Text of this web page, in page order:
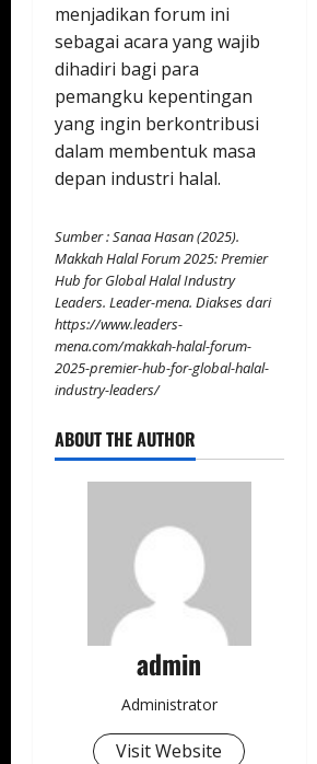
menjadikan forum ini
sebagai acara yang wajib
dihadiri bagi para
pemangku kepentingan
yang ingin berkontribusi
dalam membentuk masa
depan industri halal.
Sumber : Sanaa Hasan (2025).
Makkah Halal Forum 2025: Premier
Hub for Global Halal Industry
Leaders. Leader-mena. Diakses dari
https://www.leaders-
mena.com/makkah-halal-forum-
2025-premier-hub-for-global-halal-
industry-leaders/
ABOUT THE AUTHOR
admin
Administrator
Visit Website